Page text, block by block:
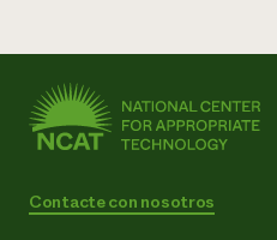
Contacte con nosotros